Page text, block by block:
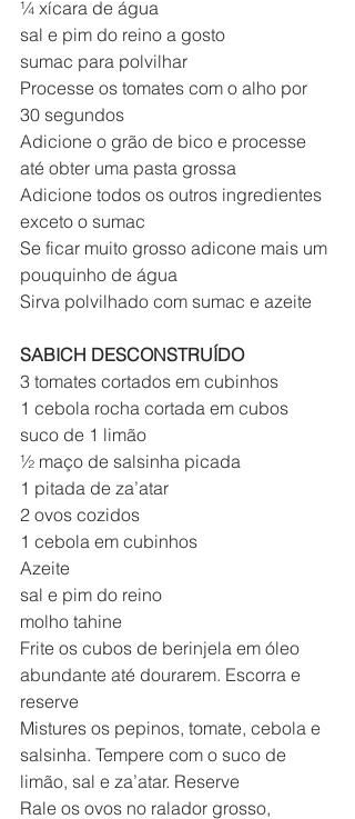
¼ xícara de água
sal e pim do reino a gosto
sumac para polvilhar
Processe os tomates com o alho por
30 segundos
Adicione o grão de bico e processe
até obter uma pasta grossa
Adicione todos os outros ingredientes
exceto o sumac
Se ficar muito grosso adicone mais um
pouquinho de água
Sirva polvilhado com sumac e azeite
SABICH DESCONSTRUÍDO
3 tomates cortados em cubinhos
1 cebola rocha cortada em cubos
suco de 1 limão
½ maço de salsinha picada
1 pitada de za’atar
2 ovos cozidos
1 cebola em cubinhos
Azeite
sal e pim do reino
molho tahine
Frite os cubos de berinjela em óleo
abundante até dourarem. Escorra e
reserve
Mistures os pepinos, tomate, cebola e
salsinha. Tempere com o suco de
limão, sal e za’atar. Reserve
Rale os ovos no ralador grosso,